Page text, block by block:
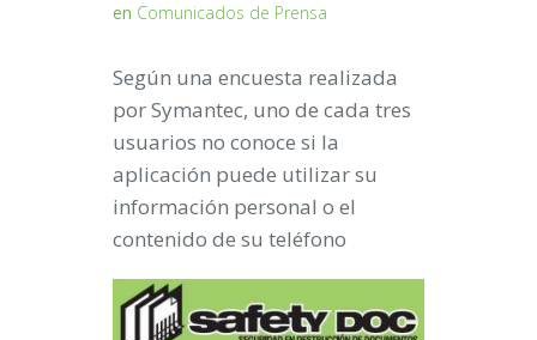
en Comunicados de Prensa
Según una encuesta realizada
por Symantec, uno de cada tres
usuarios no conoce si la
aplicación puede utilizar su
información personal o el
contenido de su teléfono